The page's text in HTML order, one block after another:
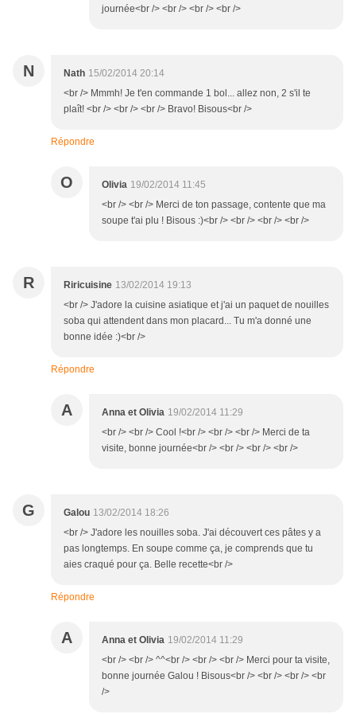
journée<br /> <br /> <br /> <br />
N Nath 15/02/2014 20:14
<br /> Mmmh! Je t'en commande 1 bol... allez non, 2 s'il te
plaît! <br /> <br /> <br /> Bravo! Bisous<br />
Répondre
O Olivia 19/02/2014 11:45
<br /> <br /> Merci de ton passage, contente que ma
soupe t'ai plu ! Bisous :)<br /> <br /> <br /> <br />
R Riricuisine 13/02/2014 19:13
<br /> J'adore la cuisine asiatique et j'ai un paquet de nouilles
soba qui attendent dans mon placard... Tu m'a donné une
bonne idée :)<br />
Répondre
A Anna et Olivia 19/02/2014 11:29
<br /> <br /> Cool !<br /> <br /> <br /> Merci de ta
visite, bonne journée<br /> <br /> <br /> <br />
G Galou 13/02/2014 18:26
<br /> J'adore les nouilles soba. J'ai découvert ces pâtes y a
pas longtemps. En soupe comme ça, je comprends que tu
aies craqué pour ça. Belle recette<br />
Répondre
A Anna et Olivia 19/02/2014 11:29
<br /> <br /> ^^<br /> <br /> <br /> Merci pour ta visite,
bonne journée Galou ! Bisous<br /> <br /> <br /> <br
/>